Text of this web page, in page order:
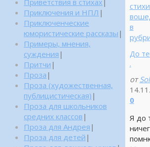
в
До
.
от
0
Я до
Приветствия в стихах
Приключения и НПЛ |
Приключенческие
юмористические рассказы |
Примеры, мнения,
суждения |
Притчи |
Проза |
Проза (художественная,
публицистическая) |
Проза для школьников
средних классов |
Проза для Андрея |
Проза для детей |